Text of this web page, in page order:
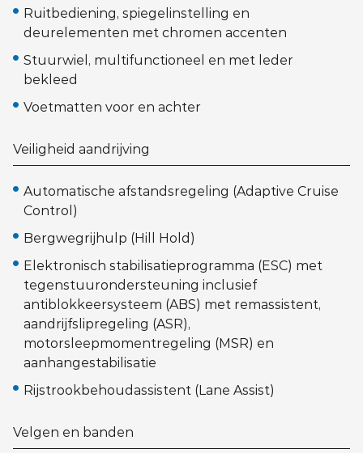
Ruitbediening, spiegelinstelling en
deurelementen met chromen accenten
Stuurwiel, multifunctioneel en met leder
bekleed
Voetmatten voor en achter
Veiligheid aandrijving
Automatische afstandsregeling (Adaptive Cruise
Control)
Bergwegrijhulp (Hill Hold)
Elektronisch stabilisatieprogramma (ESC) met
tegenstuurondersteuning inclusief
antiblokkeersysteem (ABS) met remassistent,
aandrijfslipregeling (ASR),
motorsleepmomentregeling (MSR) en
aanhangestabilisatie
Rijstrookbehoudassistent (Lane Assist)
Velgen en banden